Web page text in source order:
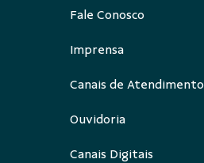
Fale Conosco
Imprensa
Canais de Atendimento
Ouvidoria
Canais Digitais